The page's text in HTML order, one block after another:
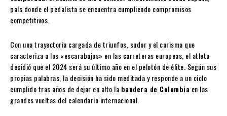
país donde el pedalista se encuentra cumpliendo compromisos
competitivos.
Con una trayectoria cargada de triunfos, sudor y el carisma que
caracteriza a los «escarabajos» en las carreteras europeas, el atleta
decidió que el 2024 será su último año en el pelotón de élite. Según sus
propias palabras, la decisión ha sido meditada y responde a un ciclo
cumplido tras años de dejar en alto la bandera de Colombia en las
grandes vueltas del calendario internacional.